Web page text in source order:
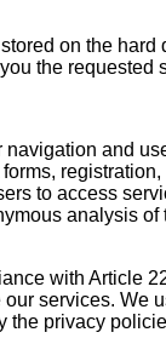
on the
the
navigation and
to access
analysis
with Article
services.
privacy